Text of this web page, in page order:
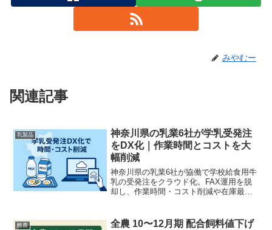
みやむー
関連記事
乳製品
神奈川県の乳業6社が学乳受発注
をDX化｜作業時間とコストを大
幅削減
神奈川県の乳業6社が協働で学校給食用牛
乳の受発注をクラウド化。FAX運用を脱
却し、作業時間・コスト削減や在庫最適
ます。
酪農
全農 10〜12月期 配合飼料値下げ